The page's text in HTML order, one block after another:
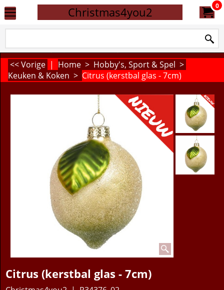
Christmas4you2 0
<< Vorige | Home > Hobby's, Sport & Spel >
Keuken & Koken > Citrus (kerstbal glas - 7cm)
Citrus (kerstbal glas - 7cm)